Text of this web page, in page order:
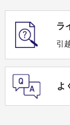
ラ
引
よ